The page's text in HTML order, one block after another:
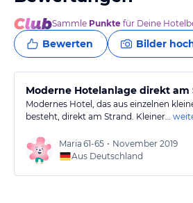
Sammle Punkte für Deine
Bewerten Bilder
Moderne Hotelanlage direkt am
Modernes Hotel, das aus einzelnen
besteht, direkt am Strand. Kleiner…
Maria 61-65 • November 2019
Aus Deutschland